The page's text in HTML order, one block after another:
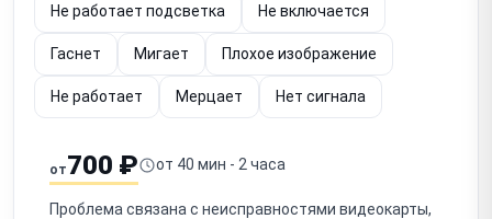
Не работает подсветка Не включается
Гаснет Мигает Плохое изображение
Не работает Мерцает Нет сигнала
от700 ₽ от 40 мин - 2 часа
Проблема связана с неисправностями видеокарты,